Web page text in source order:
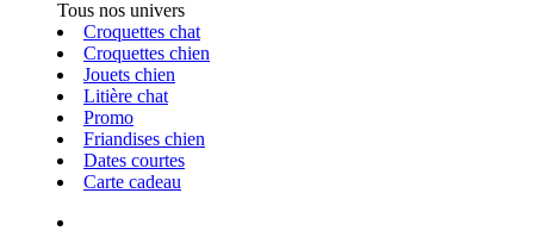
Tous nos univers
Croquettes chat
Croquettes chien
Jouets chien
Litière chat
Promo
Friandises chien
Dates courtes
Carte cadeau